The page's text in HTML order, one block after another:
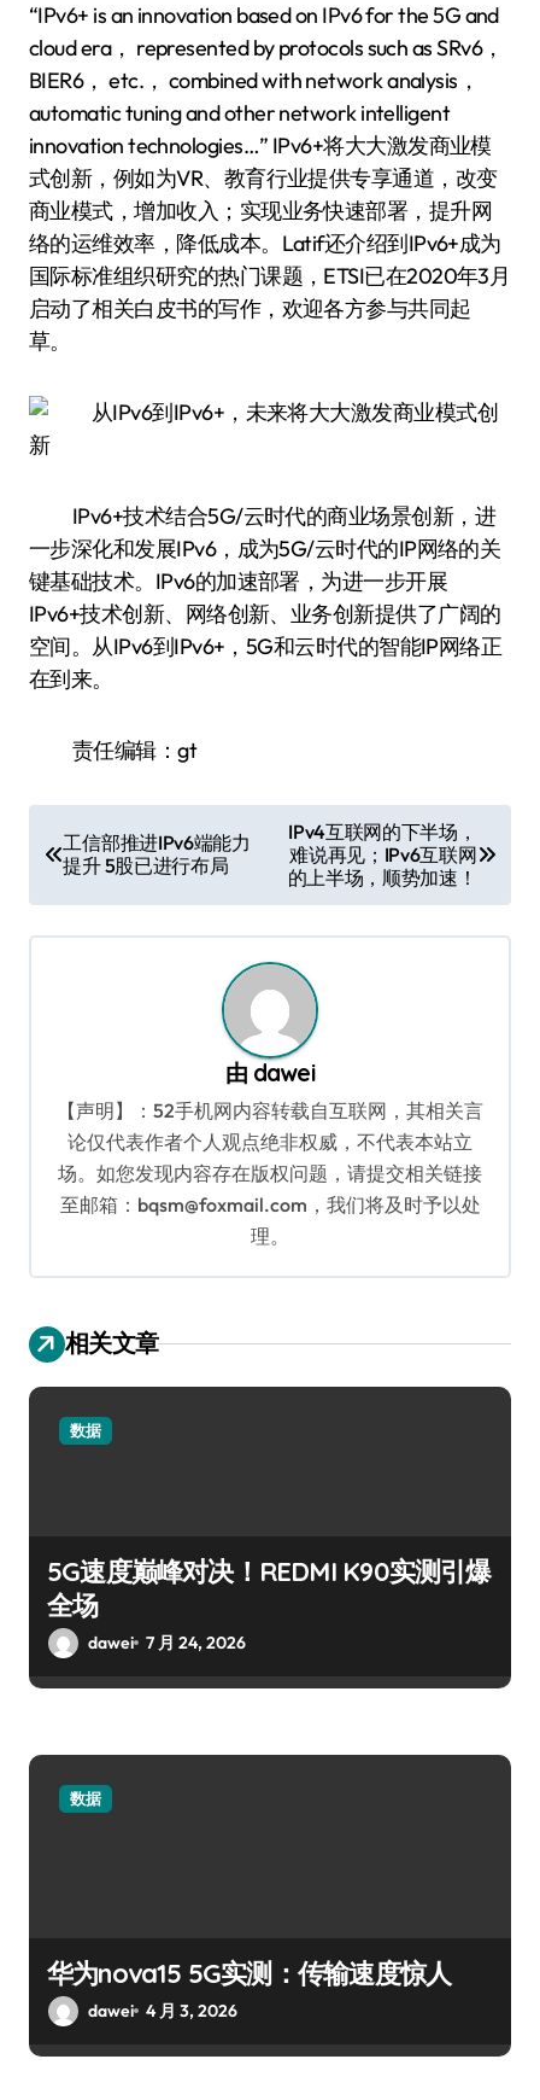
“IPv6+ is an innovation based on IPv6 for the 5G and
cloud era， represented by protocols such as SRv6，
BIER6， etc.， combined with network analysis，
automatic tuning and other network intelligent
innovation technologies…” IPv6+将大大激发商业模
式创新，例如为VR、教育行业提供专享通道，改变
商业模式，增加收入；实现业务快速部署，提升网
络的运维效率，降低成本。Latif还介绍到IPv6+成为
国际标准组织研究的热门课题，ETSI已在2020年3月
启动了相关白皮书的写作，欢迎各方参与共同起
草。
IPv6+技术结合5G/云时代的商业场景创新，进
一步深化和发展IPv6，成为5G/云时代的IP网络的关
键基础技术。IPv6的加速部署，为进一步开展
IPv6+技术创新、网络创新、业务创新提供了广阔的
空间。从IPv6到IPv6+，5G和云时代的智能IP网络正
在到来。
责任编辑：gt
章
导
航
工信部推进IPv6端能力
提升 5股已进行布局
IPv4互联网的下半场，
难说再见；IPv6互联网
的上半场，顺势加速！
由 dawei
【声明】：52手机网内容转载自互联网，其相关言
论仅代表作者个人观点绝非权威，不代表本站立
场。如您发现内容存在版权问题，请提交相关链接
至邮箱：bqsm@foxmail.com，我们将及时予以处
理。
相关文章
数据
5G速度巅峰对决！REDMI K90实测引爆
全场
dawei 7 月 24, 2026
数据
华为nova15 5G实测：传输速度惊人
dawei 4 月 3, 2026